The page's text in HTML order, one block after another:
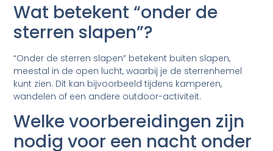
Wat betekent “onder de
sterren slapen”?
“Onder de sterren slapen” betekent buiten slapen,
meestal in de open lucht, waarbij je de sterrenhemel
kunt zien. Dit kan bijvoorbeeld tijdens kamperen,
wandelen of een andere outdoor-activiteit.
Welke voorbereidingen zijn
nodig voor een nacht onder